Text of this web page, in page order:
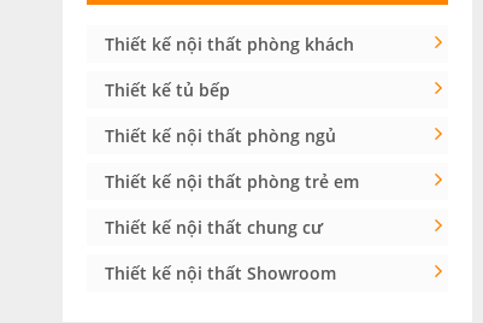
Thiết kế nội thất phòng khách
Thiết kế tủ bếp
Thiết kế nội thất phòng ngủ
Thiết kế nội thất phòng trẻ em
Thiết kế nội thất chung cư
Thiết kế nội thất Showroom